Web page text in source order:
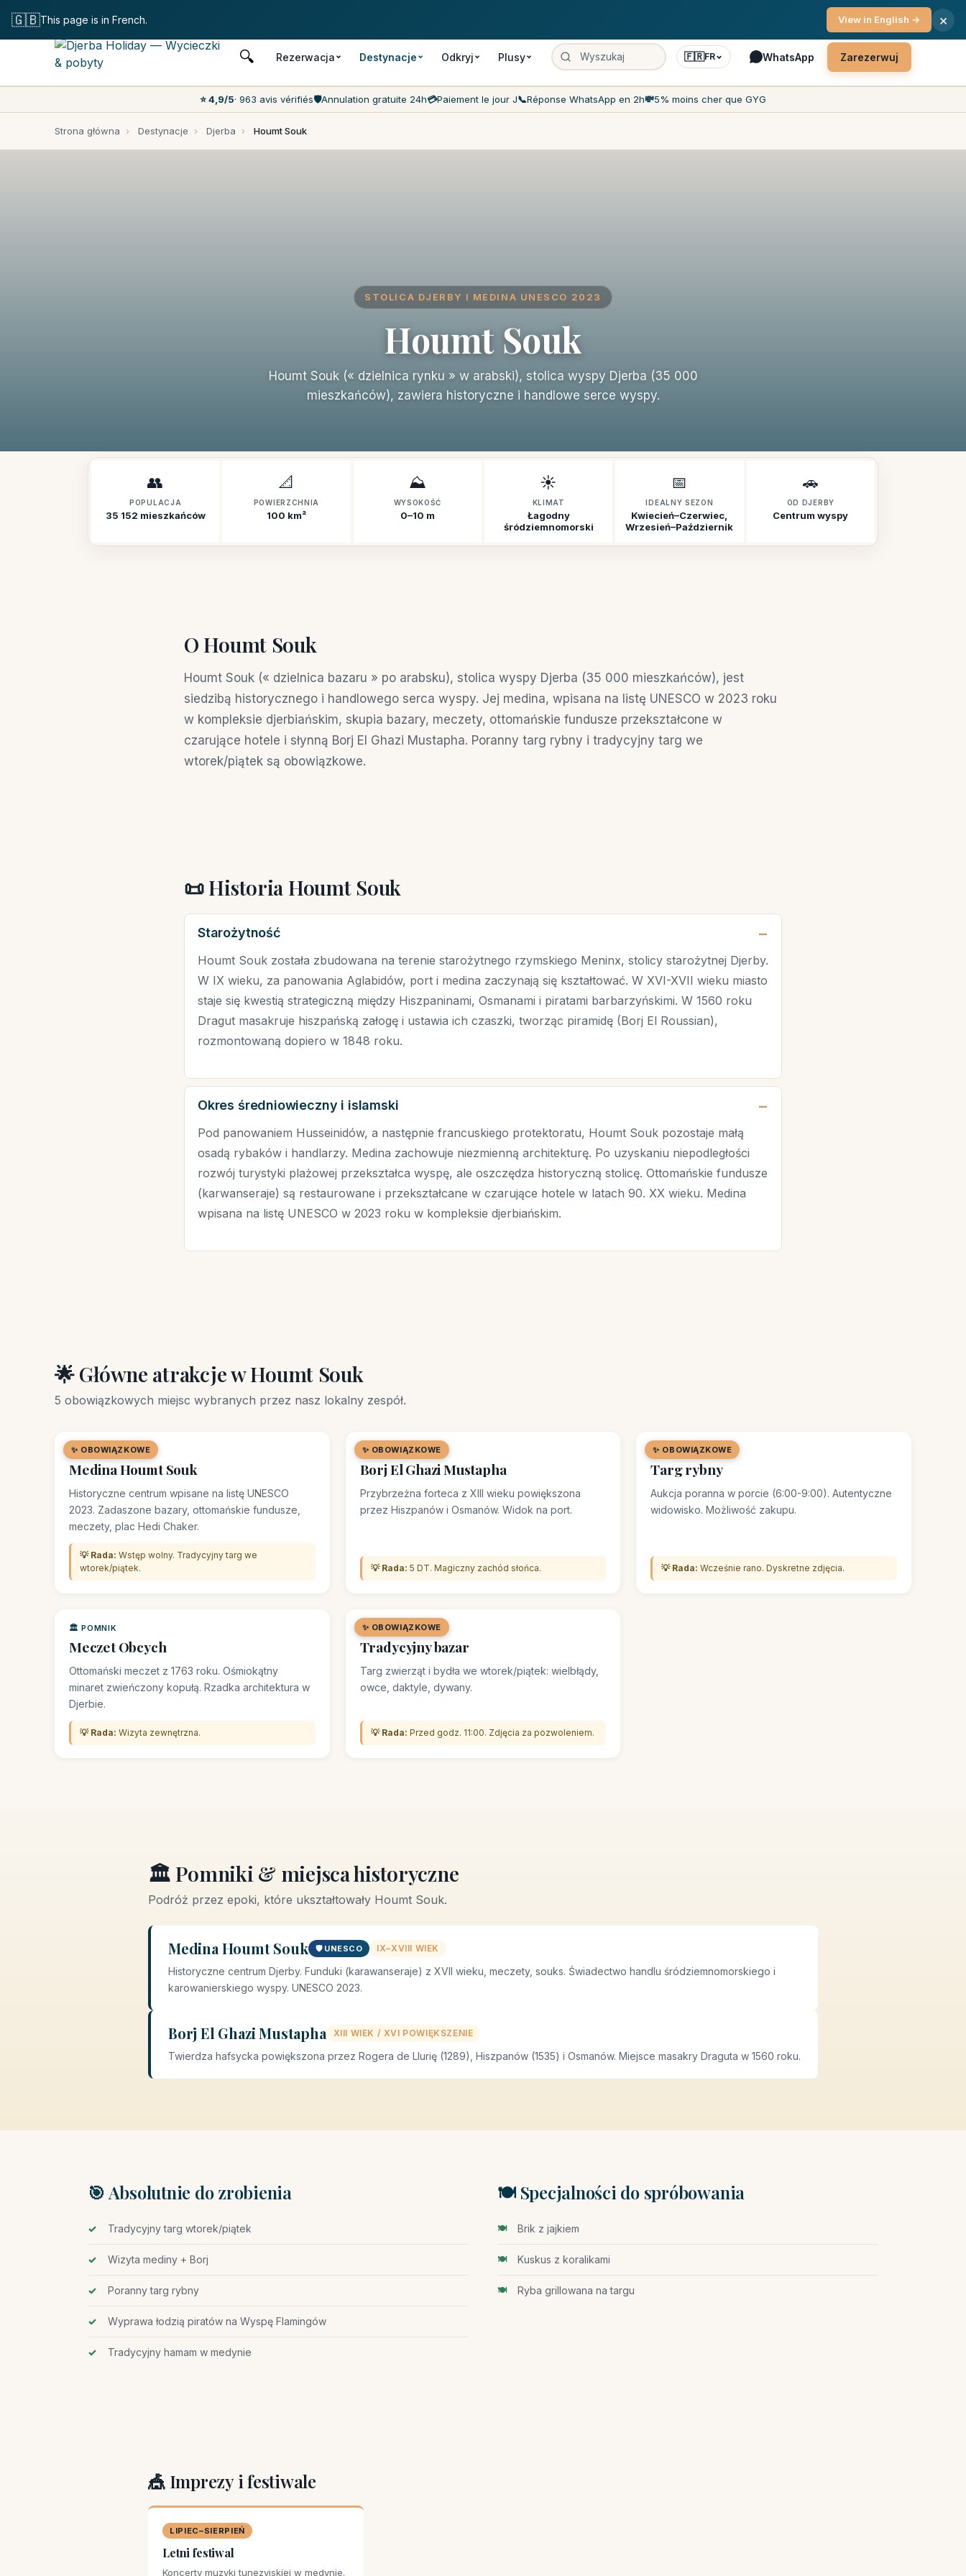
🔍 Rezerwacja Destynacje Odkryj Plusy 🇫🇷FR WhatsApp Zarezerwuj
⭐ 4,9/5· 963 avis vérifiés🛡️Annulation gratuite 24h💳Paiement le jour J📞Réponse WhatsApp en 2h💸5% moins cher que GYG
Strona główna › Destynacje › Djerba › Houmt Souk
STOLICA DJERBY I MEDINA UNESCO 2023
Houmt Souk
Houmt Souk (« dzielnica rynku » w arabski), stolica wyspy Djerba (35 000
mieszkańców), zawiera historyczne i handlowe serce wyspy.
👥
POPULACJA
35 152 mieszkańców
📐
POWIERZCHNIA
100 km²
⛰️
WYSOKOŚĆ
0–10 m
☀️
KLIMAT
Łagodny
śródziemnomorski
📅
IDEALNY SEZON
Kwiecień–Czerwiec,
Wrzesień–Październik
🚗
OD DJERBY
Centrum wyspy
O Houmt Souk
Houmt Souk (« dzielnica bazaru » po arabsku), stolica wyspy Djerba (35 000 mieszkańców), jest
siedzibą historycznego i handlowego serca wyspy. Jej medina, wpisana na listę UNESCO w 2023 roku
w kompleksie djerbiańskim, skupia bazary, meczety, ottomańskie fundusze przekształcone w
czarujące hotele i słynną Borj El Ghazi Mustapha. Poranny targ rybny i tradycyjny targ we
wtorek/piątek są obowiązkowe.
📜 Historia Houmt Souk
Starożytność
Houmt Souk została zbudowana na terenie starożytnego rzymskiego Meninx, stolicy starożytnej Djerby.
W IX wieku, za panowania Aglabidów, port i medina zaczynają się kształtować. W XVI-XVII wieku miasto
staje się kwestią strategiczną między Hiszpaninami, Osmanami i piratami barbarzyńskimi. W 1560 roku
Dragut masakruje hiszpańską załogę i ustawia ich czaszki, tworząc piramidę (Borj El Roussian),
rozmontowaną dopiero w 1848 roku.
Okres średniowieczny i islamski
Pod panowaniem Husseinidów, a następnie francuskiego protektoratu, Houmt Souk pozostaje małą
osadą rybaków i handlarzy. Medina zachowuje niezmienną architekturę. Po uzyskaniu niepodległości
rozwój turystyki plażowej przekształca wyspę, ale oszczędza historyczną stolicę. Ottomańskie fundusze
(karwanseraje) są restaurowane i przekształcane w czarujące hotele w latach 90. XX wieku. Medina
wpisana na listę UNESCO w 2023 roku w kompleksie djerbiańskim.
🌟 Główne atrakcje w Houmt Souk
5 obowiązkowych miejsc wybranych przez nasz lokalny zespół.
✨ OBOWIĄZKOWE
🏘️ DZIELNICA
Medina Houmt Souk
Historyczne centrum wpisane na listę UNESCO
2023. Zadaszone bazary, ottomańskie fundusze,
meczety, plac Hedi Chaker.
💡 Rada: Wstęp wolny. Tradycyjny targ we
wtorek/piątek.
✨ OBOWIĄZKOWE
🏛️ POMNIK
Borj El Ghazi Mustapha
Przybrzeżna forteca z XIII wieku powiększona
przez Hiszpanów i Osmanów. Widok na port.
💡 Rada: 5 DT. Magiczny zachód słońca.
✨ OBOWIĄZKOWE
🛒 TARG / BAZAR
Targ rybny
Aukcja poranna w porcie (6:00-9:00). Autentyczne
widowisko. Możliwość zakupu.
💡 Rada: Wcześnie rano. Dyskretne zdjęcia.
🏛️ POMNIK
Meczet Obcych
Ottomański meczet z 1763 roku. Ośmiokątny
minaret zwieńczony kopułą. Rzadka architektura w
Djerbie.
💡 Rada: Wizyta zewnętrzna.
✨ OBOWIĄZKOWE
🛒 TARG / BAZAR
Tradycyjny bazar
Targ zwierząt i bydła we wtorek/piątek: wielbłądy,
owce, daktyle, dywany.
💡 Rada: Przed godz. 11:00. Zdjęcia za pozwoleniem.
🏛️ Pomniki & miejsca historyczne
Podróż przez epoki, które ukształtowały Houmt Souk.
Medina Houmt Souk 🛡️ UNESCO IX–XVIII WIEK
Historyczne centrum Djerby. Funduki (karawanseraje) z XVII wieku, meczety, souks. Świadectwo handlu śródziemnomorskiego i
karowanierskiego wyspy. UNESCO 2023.
Borj El Ghazi Mustapha XIII WIEK / XVI POWIĘKSZENIE
Twierdza hafsycka powiększona przez Rogera de Llurię (1289), Hiszpanów (1535) i Osmanów. Miejsce masakry Draguta w 1560 roku.
🎯 Absolutnie do zrobienia
Tradycyjny targ wtorek/piątek
Wizyta mediny + Borj
Poranny targ rybny
Wyprawa łodzią piratów na Wyspę Flamingów
Tradycyjny hamam w medynie
🍽️ Specjalności do spróbowania
Brik z jajkiem
Kuskus z koralikami
Ryba grillowana na targu
🎪 Imprezy i festiwale
LIPIEC–SIERPIEŃ
Letni festiwal
Koncerty muzyki tunezyjskiej w medynie.
🇬🇧This page is in French. View in English → ×